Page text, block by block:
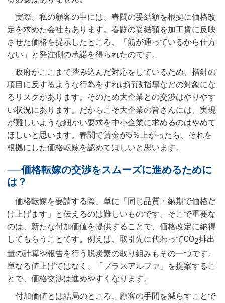
実際、私の顧客の中には、春闘の妥結額を根拠に価格改
定を求めた会社もあります。春闘の妥結額を加工賃に反映
させた価格を提示したところ、「筋が通っているから仕方
ない」と発注側の承諾を得られたのです。
政府がここまで踏み込んだ対応をしているため、指針の
項目に反するような行為をすれば行政指導などの対象にな
るリスクがあります。そのため大企業との交渉はやりやす
い状況にあります。だからこそ大企業の皆さんには、実現
が難しいような細かい要求を中小企業に求めるのはやめて
ほしいと思います。春闘で賃金が5％上がったら、それを
根拠にした価格転嫁を認めてほしいと思います。
──価格転嫁の交渉をスムーズに進めるために
は？
価格転嫁を要請する際、単に「同じ品質・納期で価格だ
け上げます」と伝えるのは難しいものです。そこで重要な
のは、新たな付加価値を提供することで、価格改定に納得
してもらうことです。例えば、取引先に代わってCO2排出
量の計算や報告を行う脱炭素の取り組みもその一つです。
単なる値上げではなく、「プラスアルファ」を提案するこ
とで、価格交渉は進めやすくなります。
付加価値とは結局のところ、顧客の手間を減らすことで